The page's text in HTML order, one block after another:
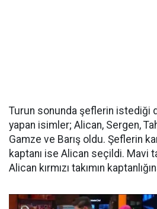
Turun sonunda şeflerin istediği
yapan isimler; Alican, Sergen,
Gamze ve Barış oldu. Şeflerin
kaptanı ise Alican seçildi. Mavi
Alican kırmızı takımın